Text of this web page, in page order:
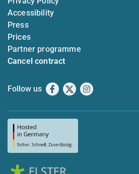
Accessibility
Press
Prices
Partner programme
Cancel contract
Follow us Facebook
X Instagram